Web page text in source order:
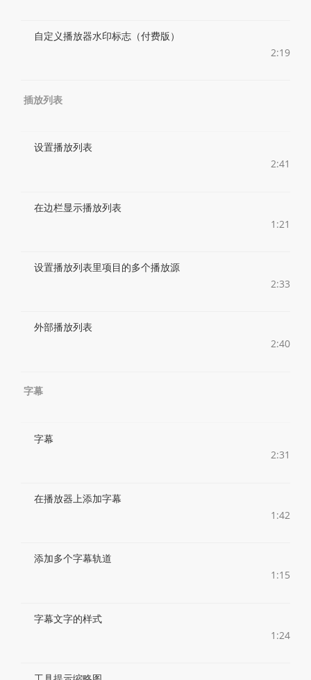
自定义播放器水印标志（付费版）
2:19
插放列表
设置播放列表
2:41
在边栏显示播放列表
1:21
设置播放列表里项目的多个播放源
2:33
外部播放列表
2:40
字幕
字幕
2:31
在播放器上添加字幕
1:42
添加多个字幕轨道
1:15
字幕文字的样式
1:24